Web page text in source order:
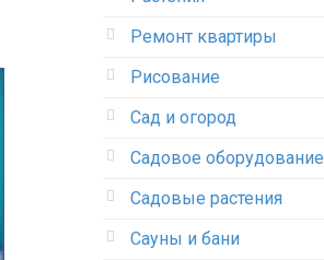
Ремонт квартиры
Рисование
Сад и огород
Садовое оборудование
Садовые растения
Сауны и бани